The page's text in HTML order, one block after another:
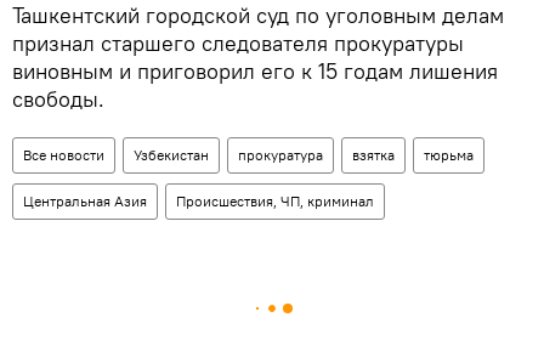
Ташкентский городской суд по уголовным делам
признал старшего следователя прокуратуры
виновным и приговорил его к 15 годам лишения
свободы.
Все новости Узбекистан прокуратура взятка тюрьма
Центральная Азия Происшествия, ЧП, криминал